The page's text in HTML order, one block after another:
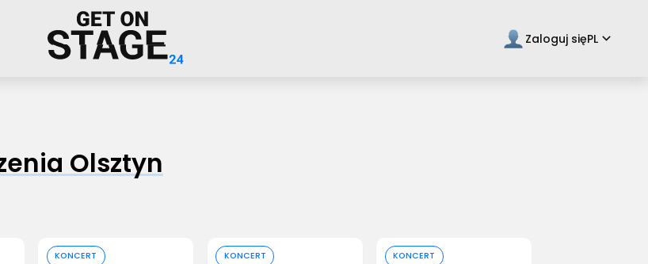
Zaloguj sięPL keyboard_arrow_down
Olsztyn
Kup bilet
KONCERT
Kup bilet
KONCERT
Kup bilet
KONCERT